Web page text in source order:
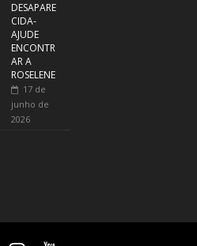
DESAPARE
CIDA-
AJUDE
ENCONTR
AR A
ROSELENE
17 de
junho de
2026